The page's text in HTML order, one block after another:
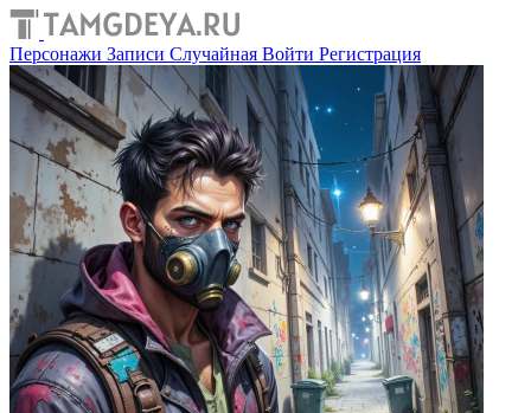
Персонажи Записи Случайная Войти Регистрация